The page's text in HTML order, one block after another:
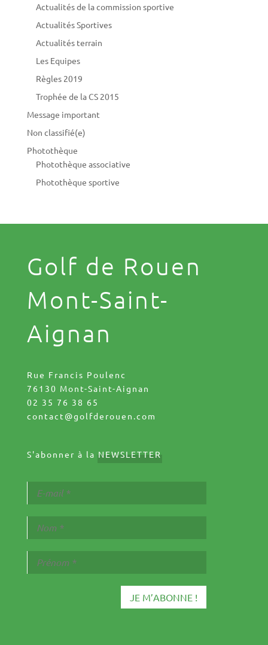
Actualités de la commission sportive
Actualités Sportives
Actualités terrain
Les Equipes
Règles 2019
Trophée de la CS 2015
Message important
Non classifié(e)
Photothèque
Photothèque associative
Photothèque sportive
Golf de Rouen
Mont-Saint-
Aignan
Rue Francis Poulenc
76130 Mont-Saint-Aignan
02 35 76 38 65
contact@golfderouen.com
S'abonner à la NEWSLETTER